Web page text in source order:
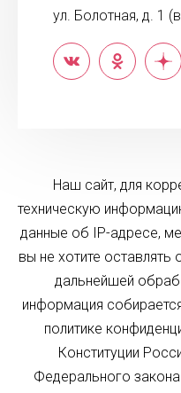
ул. Болотная, д. 1
Наш сайт, для
техническую
данные об IP-адресе,
вы не хотите
дальнейшей
информация
политике
Конституции
Федерального